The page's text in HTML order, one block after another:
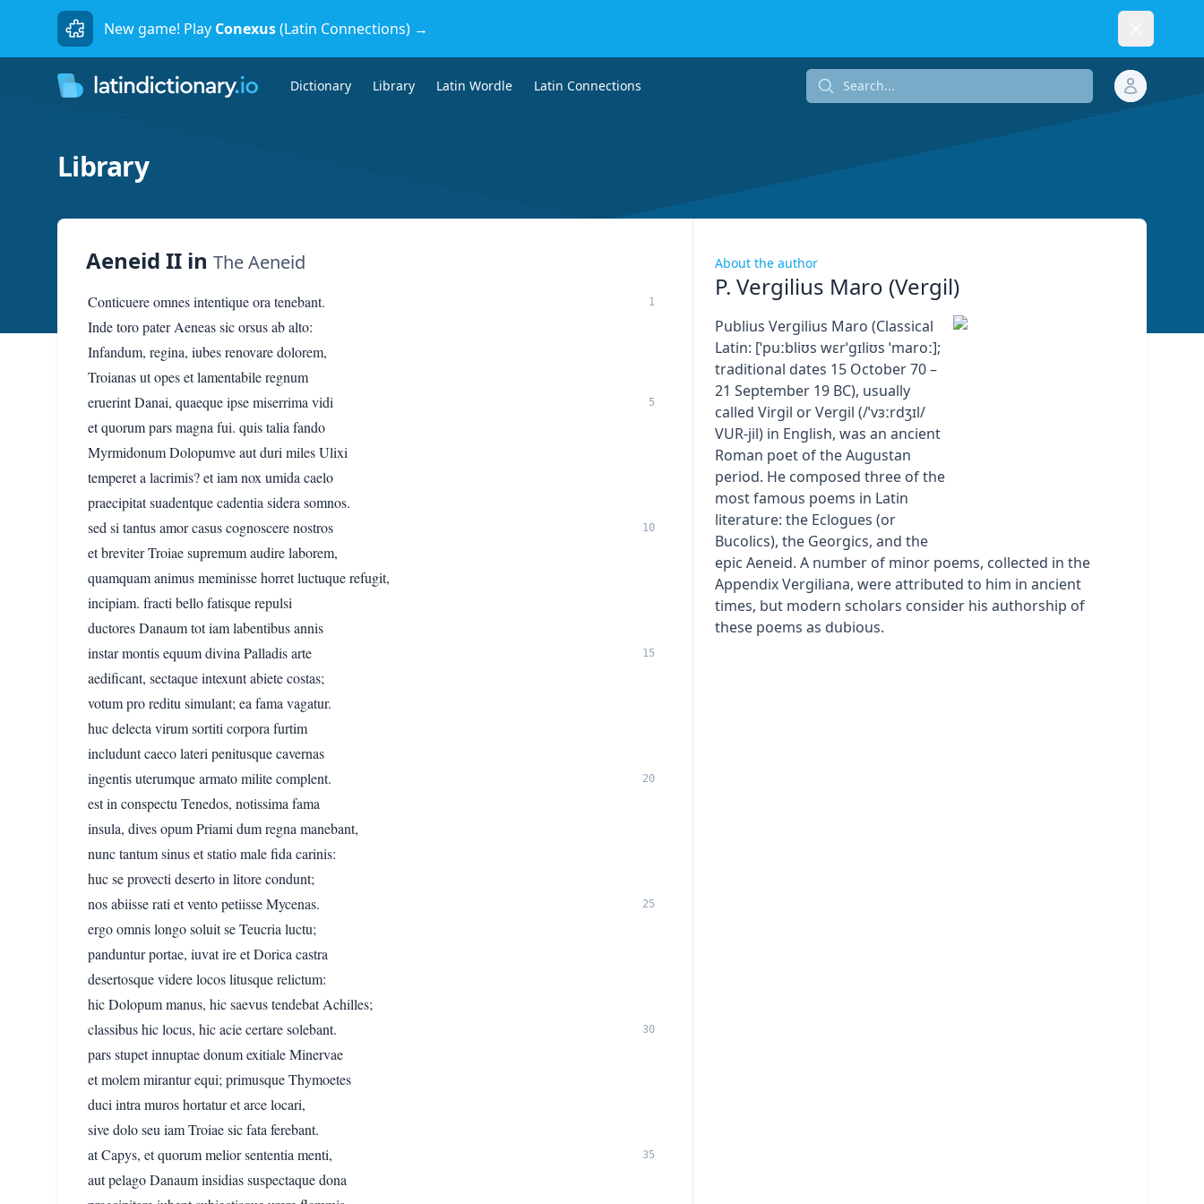
New game! Play Conexus(Latin Connections) →
Dictionary Library Latin Wordle Latin Connections Search...
Library
Aeneid II in The Aeneid
Conticuere omnes intentique ora tenebant. 1
Inde toro pater Aeneas sic orsus ab alto:
Infandum, regina, iubes renovare dolorem,
Troianas ut opes et lamentabile regnum
eruerint Danai, quaeque ipse miserrima vidi
5
et quorum pars magna fui. quis talia fando
Myrmidonum Dolopumve aut duri miles Ulixi
temperet a lacrimis? et iam nox umida caelo
praecipitat suadentque cadentia sidera somnos.
sed si tantus amor casus cognoscere nostros
10
et breviter Troiae supremum audire laborem,
quamquam animus meminisse horret luctuque refugit,
incipiam. fracti bello fatisque repulsi
ductores Danaum tot iam labentibus annis
instar montis equum divina Palladis arte
15
aedificant, sectaque intexunt abiete costas;
votum pro reditu simulant; ea fama vagatur.
huc delecta virum sortiti corpora furtim
includunt caeco lateri penitusque cavernas
ingentis uterumque armato milite complent.
20
est in conspectu Tenedos, notissima fama
insula, dives opum Priami dum regna manebant,
nunc tantum sinus et statio male fida carinis:
huc se provecti deserto in litore condunt;
nos abiisse rati et vento petiisse Mycenas.
25
ergo omnis longo soluit se Teucria luctu;
panduntur portae, iuvat ire et Dorica castra
desertosque videre locos litusque relictum:
hic Dolopum manus, hic saevus tendebat Achilles;
classibus hic locus, hic acie certare solebant.
30
pars stupet innuptae donum exitiale Minervae
et molem mirantur equi; primusque Thymoetes
duci intra muros hortatur et arce locari,
sive dolo seu iam Troiae sic fata ferebant.
at Capys, et quorum melior sententia menti,
35
aut pelago Danaum insidias suspectaque dona
About the author
P. Vergilius Maro (Vergil)
Publius Vergilius Maro (Classical
Latin: [ˈpuːbliʊs wɛrˈɡɪliʊs ˈmaroː];
traditional dates 15 October 70 –
21 September 19 BC), usually
called Virgil or Vergil (/ˈvɜːrdʒɪl/
VUR-jil) in English, was an ancient
Roman poet of the Augustan
period. He composed three of the
most famous poems in Latin
literature: the Eclogues (or
Bucolics), the Georgics, and the
epic Aeneid. A number of minor poems, collected in the
Appendix Vergiliana, were attributed to him in ancient
times, but modern scholars consider his authorship of
these poems as dubious.